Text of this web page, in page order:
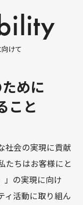
ility
向けて
めに
こと
社会の実現に貢献
たちはお客様にと
」の実現に向け
ィ活動に取り組ん